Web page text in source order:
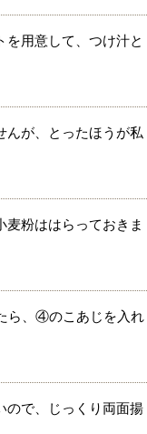
用意して、つけ汁と
んが、とったほうが私
粉ははらっておきま
ら、④のこあじを入れ
ので、じっくり両面揚